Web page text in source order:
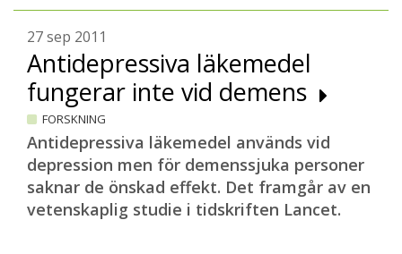
27 sep 2011
Antidepressiva läkemedel
fungerar inte vid demens
FORSKNING
Antidepressiva läkemedel används vid
depression men för demenssjuka personer
saknar de önskad effekt. Det framgår av en
vetenskaplig studie i tidskriften Lancet.